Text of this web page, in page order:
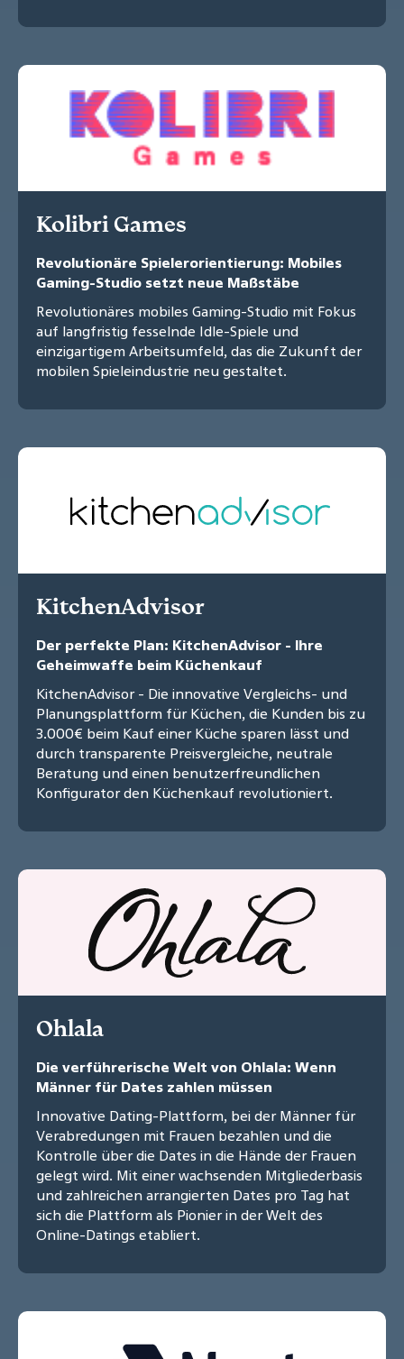
Kolibri Games
Revolutionäre Spielerorientierung: Mobiles
Gaming-Studio setzt neue Maßstäbe
Revolutionäres mobiles Gaming-Studio mit Fokus
auf langfristig fesselnde Idle-Spiele und
einzigartigem Arbeitsumfeld, das die Zukunft der
mobilen Spieleindustrie neu gestaltet.
KitchenAdvisor
Der perfekte Plan: KitchenAdvisor - Ihre
Geheimwaffe beim Küchenkauf
KitchenAdvisor - Die innovative Vergleichs- und
Planungsplattform für Küchen, die Kunden bis zu
3.000€ beim Kauf einer Küche sparen lässt und
durch transparente Preisvergleiche, neutrale
Beratung und einen benutzerfreundlichen
Konfigurator den Küchenkauf revolutioniert.
Ohlala
Die verführerische Welt von Ohlala: Wenn
Männer für Dates zahlen müssen
Innovative Dating-Plattform, bei der Männer für
Verabredungen mit Frauen bezahlen und die
Kontrolle über die Dates in die Hände der Frauen
gelegt wird. Mit einer wachsenden Mitgliederbasis
und zahlreichen arrangierten Dates pro Tag hat
sich die Plattform als Pionier in der Welt des
Online-Datings etabliert.